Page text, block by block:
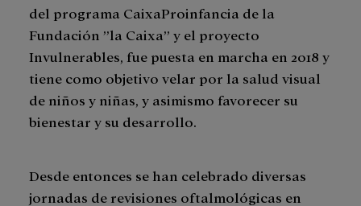
del programa CaixaProinfancia de la
Fundación ”la Caixa” y el proyecto
Invulnerables, fue puesta en marcha en 2018 y
tiene como objetivo velar por la salud visual
de niños y niñas, y asimismo favorecer su
bienestar y su desarrollo.
Desde entonces se han celebrado diversas
jornadas de revisiones oftalmológicas en